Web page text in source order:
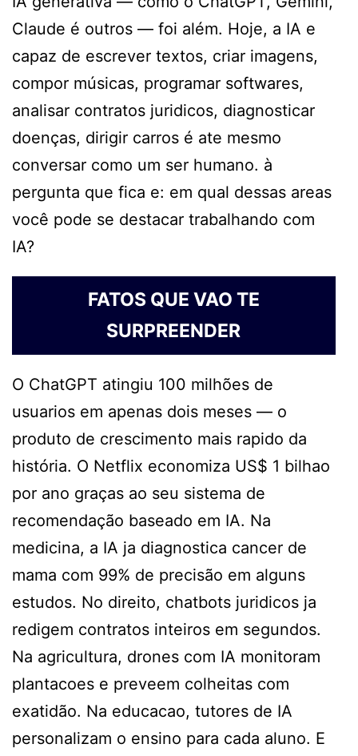
Claude é outros — foi além. Hoje, a IA e
capaz de escrever textos, criar imagens,
compor músicas, programar softwares,
analisar contratos juridicos, diagnosticar
doenças, dirigir carros é ate mesmo
conversar como um ser humano. à
pergunta que fica e: em qual dessas areas
você pode se destacar trabalhando com
IA?
FATOS QUE VAO TE
SURPREENDER
O ChatGPT atingiu 100 milhões de
usuarios em apenas dois meses — o
produto de crescimento mais rapido da
história. O Netflix economiza US$ 1 bilhao
por ano graças ao seu sistema de
recomendação baseado em IA. Na
medicina, a IA ja diagnostica cancer de
mama com 99% de precisão em alguns
estudos. No direito, chatbots juridicos ja
redigem contratos inteiros em segundos.
Na agricultura, drones com IA monitoram
plantacoes e preveem colheitas com
exatidão. Na educacao, tutores de IA
personalizam o ensino para cada aluno. E